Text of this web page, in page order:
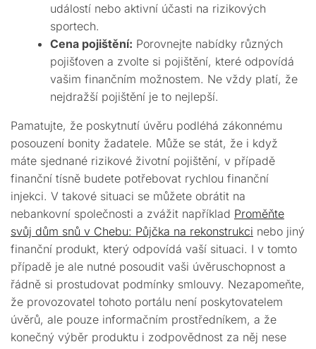
událostí nebo aktivní účasti na rizikových
sportech.
Cena pojištění: Porovnejte nabídky různých
pojišťoven a zvolte si pojištění, které odpovídá
vašim finančním možnostem. Ne vždy platí, že
nejdražší pojištění je to nejlepší.
Pamatujte, že poskytnutí úvěru podléhá zákonnému
posouzení bonity žadatele. Může se stát, že i když
máte sjednané rizikové životní pojištění, v případě
finanční tísně budete potřebovat rychlou finanční
injekci. V takové situaci se můžete obrátit na
nebankovní společnosti a zvážit například Proměňte
svůj dům snů v Chebu: Půjčka na rekonstrukci nebo jiný
finanční produkt, který odpovídá vaší situaci. I v tomto
případě je ale nutné posoudit vaši úvěruschopnost a
řádně si prostudovat podmínky smlouvy. Nezapomeňte,
že provozovatel tohoto portálu není poskytovatelem
úvěrů, ale pouze informačním prostředníkem, a že
konečný výběr produktu i zodpovědnost za něj nese